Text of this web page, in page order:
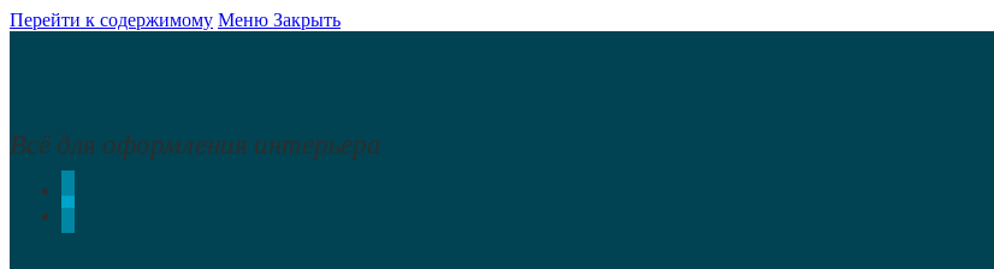
Перейти к содержимому Меню Закрыть
Всё для оформления интерьера